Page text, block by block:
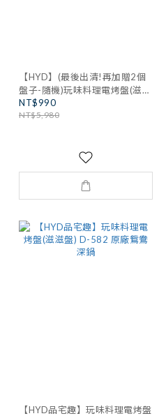
【HYD】(最後出清!再加贈2個
盤子-隨機)玩味料理電烤盤(滋滋
盤) D-582
NT$990
NT$5,980
【HYD品宅趣】玩味料理電烤盤